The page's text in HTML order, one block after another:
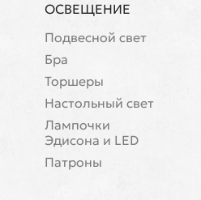
ОСВЕЩЕНИЕ
Подвесной свет
Бра
Торшеры
Настольный свет
Лампочки
Эдисона и LED
Патроны